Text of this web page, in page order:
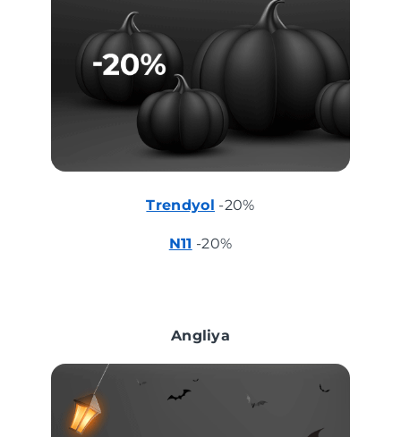
Trendyol -20%
N11 -20%
Angliya